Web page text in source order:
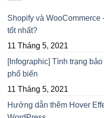
Shopify và
tốt nhất?
11 Tháng 5, 2021
[Infographic] Tình trạng
phổ biến
11 Tháng 5, 2021
Hướng dẫn thêm Hover